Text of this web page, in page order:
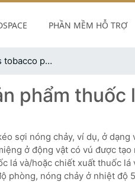
PHẦN MỀM HỖ TRỢ
200. Smokeless tobacco product-Sản phẩm thuốc lá không khói
phẩm thuốc
sợi nóng chảy, ví dụ, ở dạng
ở động vật có vú được tạo
lá và/hoặc chiết xuất thuốc lá
phòng, nóng chảy ở nhiệt độ